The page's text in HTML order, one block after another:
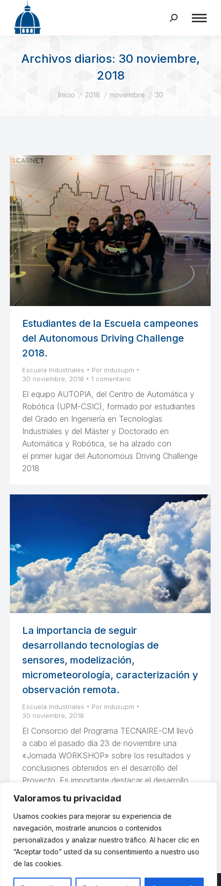
Valoramos tu privacidad
Usamos cookies para mejorar su experiencia de
navegación, mostrarle anuncios o contenidos
personalizados y analizar nuestro tráfico. Al hacer clic en
“Aceptar todo” usted da su consentimiento a nuestro uso
de las cookies.
Buscar:
Archivos diarios: 30 noviembre,
2018
Estás aquí:
Inicio 2018 noviembre 30
Estudiantes de la Escuela campeones
del Autonomous Driving Challenge
2018.
Escuela Industriales Por indusupm
30 noviembre, 2018
1 comentario
El equipo AUTOPIA, del Centro de Automática y
Robótica (UPM-CSIC), formado por estudiantes
del Grado en Ingeniería en Tecnologías
Industriales y del Máster y Doctorado en
Automática y Robótica, se ha alzado con
el primer lugar del Autonomous Driving Challenge
2018
La importancia de seguir
desarrollando tecnologías de
sensores, modelización,
micrometeorología, caracterización y
observación remota.
Escuela Industriales Por indusupm
30 noviembre, 2018
El Consorcio del Programa TECNAIRE-CM llevó
a cabo el pasado día 23 de noviembre una
«Jornada WORKSHOP» sobre los resultados y
conclusiones obtenidos en el desarrollo del
Proyecto. Es importante destacar el desarrollo
conseguido de una serie de Tecnologías de
medida y modelización de la calidad del aire
útiles para apoyar la resolución de los…